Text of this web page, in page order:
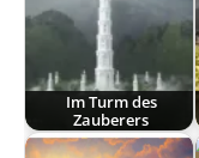
Im Turm des
Zauberers